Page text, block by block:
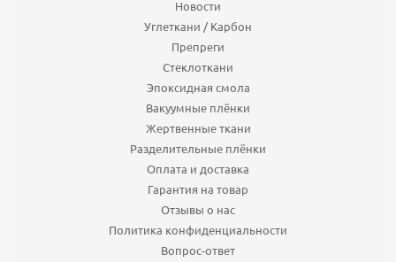
Новости
Углеткани / Карбон
Препреги
Стеклоткани
Эпоксидная смола
Вакуумные плёнки
Жертвенные ткани
Разделительные плёнки
Оплата и доставка
Гарантия на товар
Отзывы о нас
Политика конфиденциальности
Вопрос-ответ